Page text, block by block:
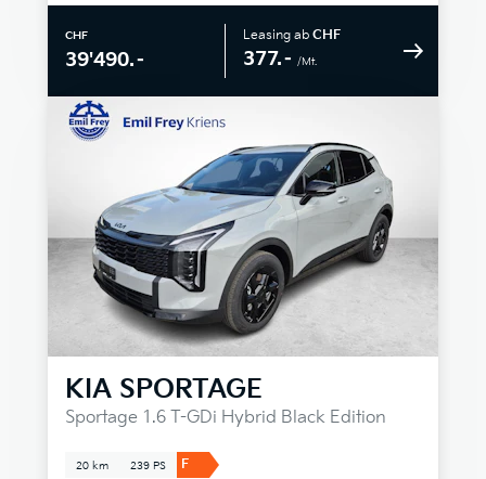
CHF
39'490.–
Leasing ab CHF
377.– /Mt.
KIA SPORTAGE
Sportage 1.6 T-GDi Hybrid Black Edition
20 km 239 PS F